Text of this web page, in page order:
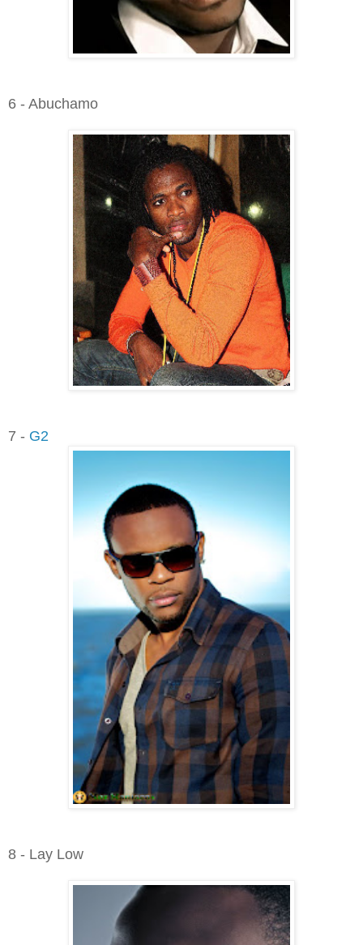
6 - Abuchamo
7 - G2
8 - Lay Low